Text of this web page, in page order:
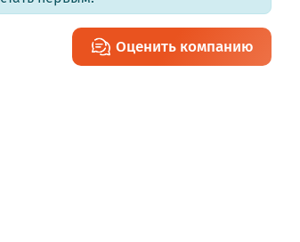
Оценить компанию